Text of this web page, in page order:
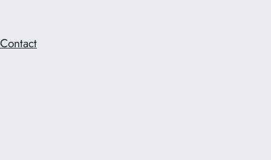
Contact